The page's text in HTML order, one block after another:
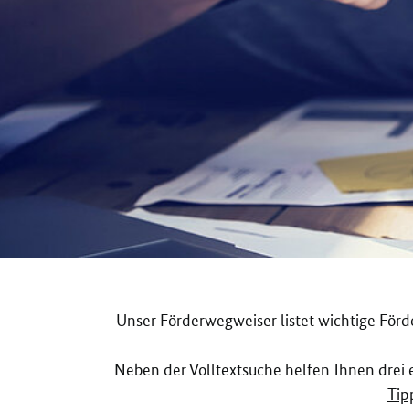
Unser Förderwegweiser listet wichtige
Neben der Volltextsuche helfen Ihnen drei